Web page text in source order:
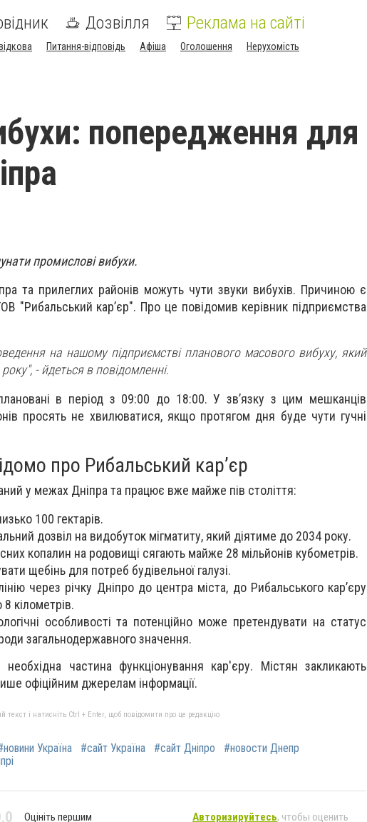
Дозвілля Реклама на сайті
Питання-відповідь Афіша Оголошення Нерухомість
попередження для
промислові вибухи.
та прилеглих районів можуть чути звуки вибухів. Причиною є
"Рибальський кар’єр". Про це повідомив керівник підприємства
на нашому підприємстві планового масового вибуху, який
- йдеться в повідомленні.
в період з 09:00 до 18:00. У зв’язку з цим мешканців
просять не хвилюватися, якщо протягом дня буде чути гучні
про Рибальський кар’єр
у межах Дніпра та працює вже майже пів століття:
100 гектарів.
дозвіл на видобуток мігматиту, який діятиме до 2034 року.
копалин на родовищі сягають майже 28 мільйонів кубометрів.
щебінь для потреб будівельної галузі.
через річку Дніпро до центра міста, до Рибальського кар’єру
кілометрів.
особливості та потенційно може претендувати на статус
загальнодержавного значення.
частина функціонування кар'єру. Містян закликають
офіційним джерелам інформації.
текст і натисніть Ctrl + Enter, щоб повідомити про це редакцію
Україна #сайт Україна #сайт Дніпро
#новости Днепр
Оцініть першим Авторизируйтесь, чтобы оценить